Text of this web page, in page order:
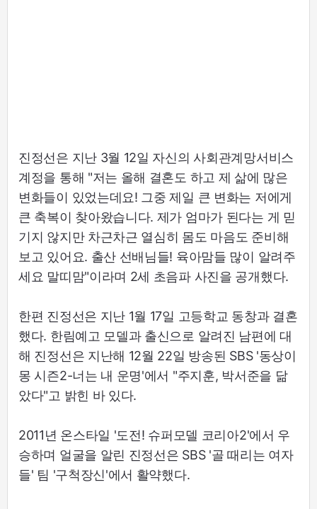
진정선은 지난 3월 12일 자신의 사회관계망서비스
계정을 통해 "저는 올해 결혼도 하고 제 삶에 많은
변화들이 있었는데요! 그중 제일 큰 변화는 저에게
큰 축복이 찾아왔습니다. 제가 엄마가 된다는 게 믿
기지 않지만 차근차근 열심히 몸도 마음도 준비해
보고 있어요. 출산 선배님들! 육아맘들 많이 알려주
세요 말띠맘"이라며 2세 초음파 사진을 공개했다.
한편 진정선은 지난 1월 17일 고등학교 동창과 결혼
했다. 한림예고 모델과 출신으로 알려진 남편에 대
해 진정선은 지난해 12월 22일 방송된 SBS '동상이
몽 시즌2-너는 내 운명'에서 "주지훈, 박서준을 닮
았다"고 밝힌 바 있다.
2011년 온스타일 '도전! 슈퍼모델 코리아2'에서 우
승하며 얼굴을 알린 진정선은 SBS '골 때리는 여자
들' 팀 '구척장신'에서 활약했다.